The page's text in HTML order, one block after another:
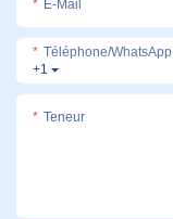
E-Mail
+1
Téléphone/WhatsApp
Teneur